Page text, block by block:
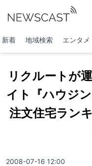
新着 地域検索 エンタメ
リクルートが
イト『ハウジ
注文住宅ラン
2008-07-16 12:00